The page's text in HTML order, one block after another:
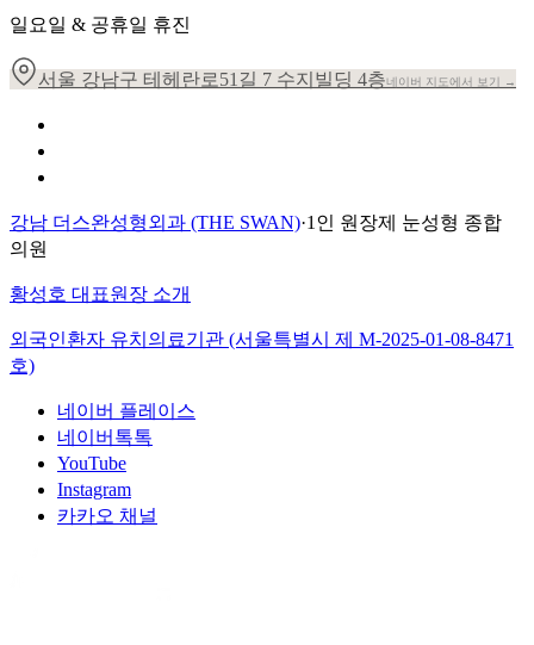
일요일 & 공휴일 휴진
서울 강남구 테헤란로51길 7 수지빌딩 4층네이버 지도에서 보기 →
강남 더스완성형외과 (THE SWAN)·1인 원장제 눈성형 종합
의원
황성호 대표원장 소개
외국인환자 유치의료기관 (서울특별시 제 M-2025-01-08-8471
호)
네이버 플레이스
네이버톡톡
YouTube
Instagram
카카오 채널